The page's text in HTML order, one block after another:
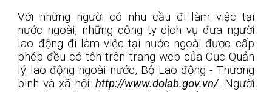
Với những người có nhu cầu đi làm việc tại
nước ngoài, những công ty dịch vụ đưa người
lao động đi làm việc tại nước ngoài được cấp
phép đều có tên trên trang web của Cục Quản
lý lao động ngoài nước, Bộ Lao động - Thương
binh và xã hội: http://www.dolab.gov.vn/. Người